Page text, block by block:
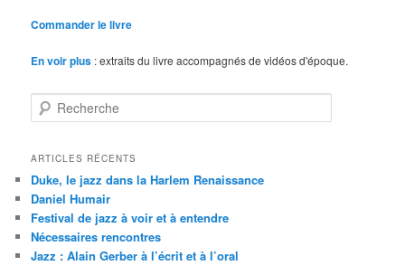
Commander le livre
En voir plus : extraits du livre accompagnés de vidéos d'époque.
e
h
r
c
h
e
ARTICLES RÉCENTS
Duke, le jazz dans la Harlem Renaissance
Daniel Humair
Festival de jazz à voir et à entendre
Nécessaires rencontres
Jazz : Alain Gerber à l’écrit et à l’oral